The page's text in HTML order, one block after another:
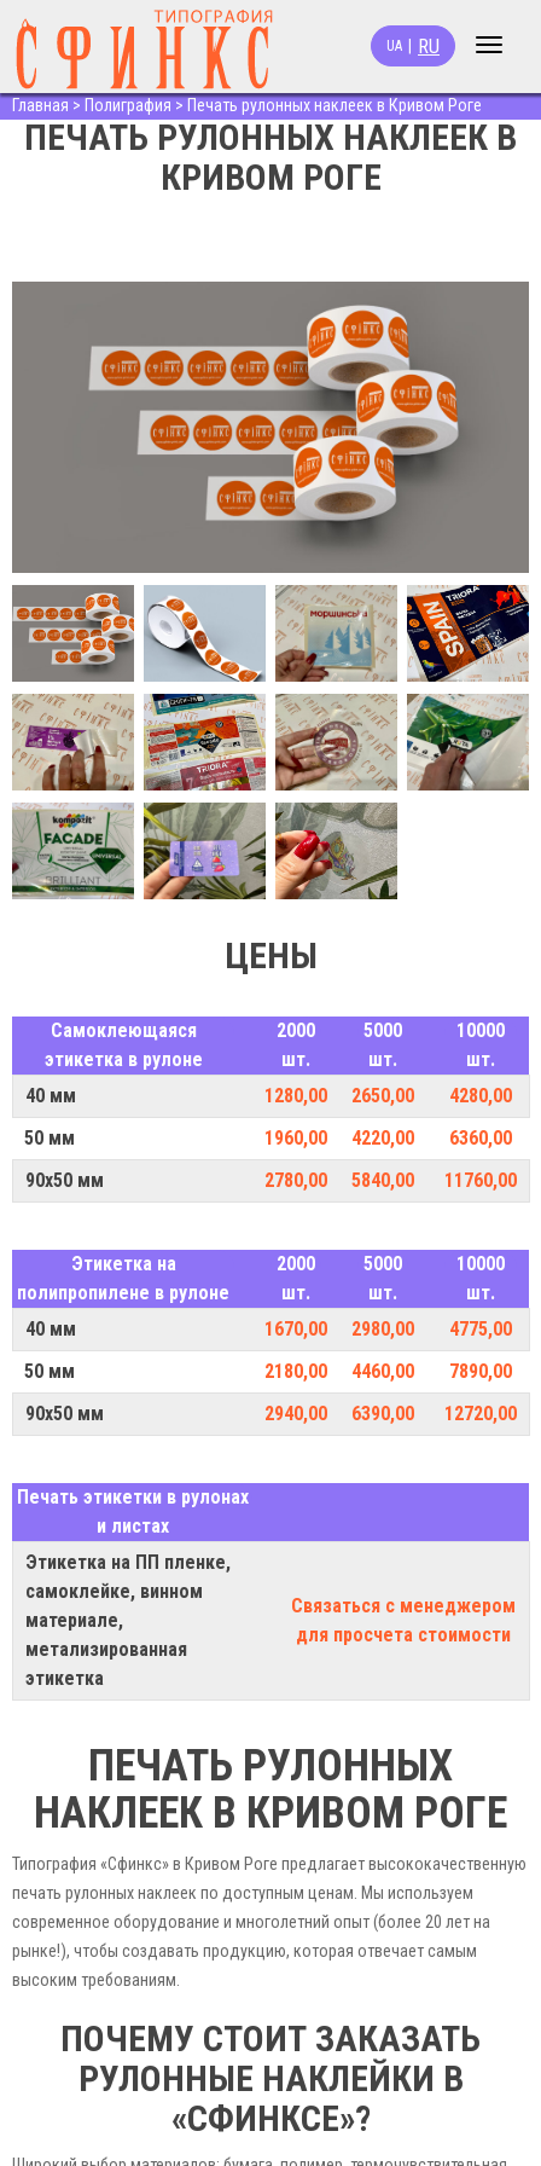
Toggle
UA RU
Главная > Полиграфия > Печать рулонных наклеек в Кривом Роге
ПЕЧАТЬ РУЛОННЫХ НАКЛЕЕК В
КРИВОМ РОГЕ
ЦЕНЫ
Самоклеющаяся
этикетка в рулоне
2000
шт.
5000
шт.
10000
шт.
40 мм
1280,00 2650,00
4280,00
50 мм
1960,00 4220,00
6360,00
90х50 мм
2780,00 5840,00 11760,00
Этикетка на
полипропилене в рулоне
2000
шт.
5000
шт.
10000
шт.
40 мм
1670,00 2980,00
4775,00
50 мм
2180,00 4460,00
7890,00
90х50 мм
2940,00 6390,00 12720,00
Печать этикетки в рулонах
и листах
Этикетка на ПП пленке,
самоклейке, винном
материале,
метализированная
этикетка
Связаться с менеджером
для просчета стоимости
ПЕЧАТЬ РУЛОННЫХ
НАКЛЕЕК В КРИВОМ РОГЕ
Типография «Сфинкс» в Кривом Роге предлагает высококачественную
печать рулонных наклеек по доступным ценам. Мы используем
современное оборудование и многолетний опыт (более 20 лет на
рынке!), чтобы создавать продукцию, которая отвечает самым
высоким требованиям.
ПОЧЕМУ СТОИТ ЗАКАЗАТЬ
РУЛОННЫЕ НАКЛЕЙКИ В
«СФИНКСЕ»?